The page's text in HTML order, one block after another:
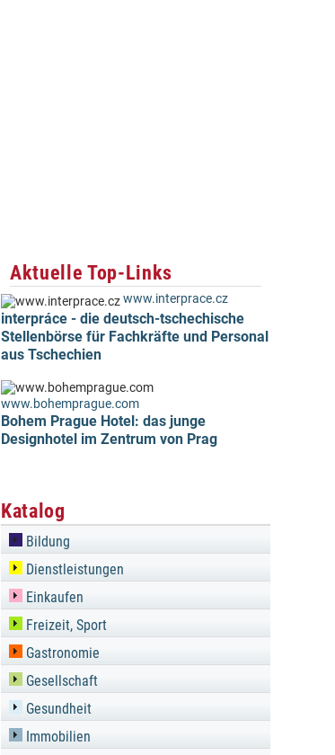
Aktuelle Top-Links
www.interprace.cz
interpráce - die deutsch-tschechische
Stellenbörse für Fachkräfte und Personal
aus Tschechien
www.bohemprague.com
Bohem Prague Hotel: das junge
Designhotel im Zentrum von Prag
Katalog
Bildung
Dienstleistungen
Einkaufen
Freizeit, Sport
Gastronomie
Gesellschaft
Gesundheit
Immobilien